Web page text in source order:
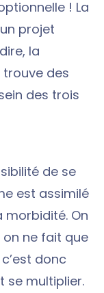
! La
projet
la
trouve des
des trois
de se
est assimilé
On
on ne fait que
donc
se multiplier.